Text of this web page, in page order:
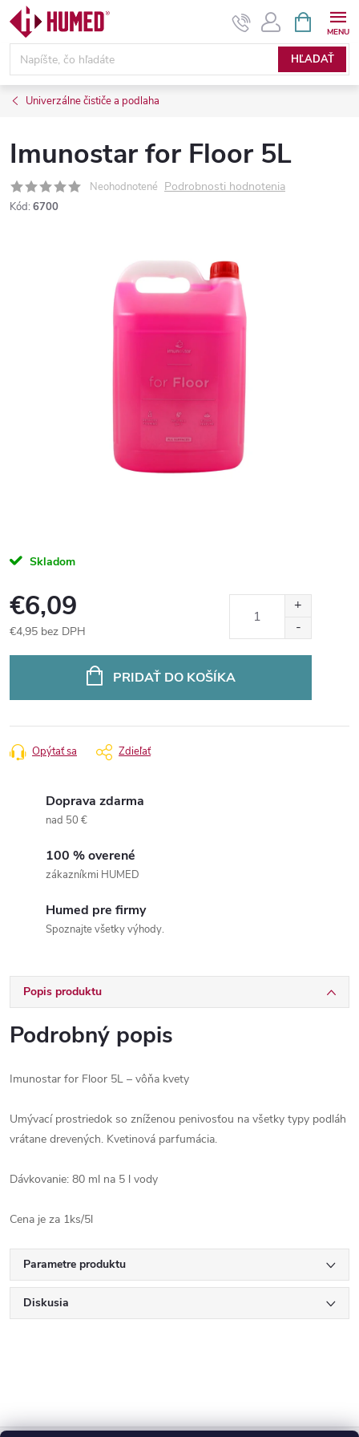
Prejsť
obsah
HĽADAŤ
KOŠÍK
Univerzálne čističe a podlaha
Imunostar for Floor 5L
Neohodnotené Podrobnosti hodnotenia
Kód: 6700
Skladom
€6,09
€4,95 bez DPH
PRIDAŤ DO KOŠÍKA
Opýtať sa Zdieľať
Doprava zdarma
nad 50 €
100 % overené
zákazníkmi HUMED
Humed pre firmy
Spoznajte všetky výhody.
Popis produktu
Podrobný popis
Imunostar for Floor 5L – vôňa kvety
Umývací prostriedok so zníženou penivosťou na všetky typy podláh
vrátane drevených. Kvetinová parfumácia.
Dávkovanie: 80 ml na 5 l vody
Cena je za 1ks/5l
Parametre produktu
Diskusia